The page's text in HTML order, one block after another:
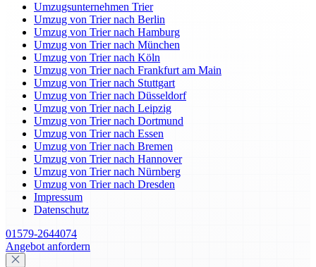
Umzugsunternehmen Trier
Umzug von Trier nach Berlin
Umzug von Trier nach Hamburg
Umzug von Trier nach München
Umzug von Trier nach Köln
Umzug von Trier nach Frankfurt am Main
Umzug von Trier nach Stuttgart
Umzug von Trier nach Düsseldorf
Umzug von Trier nach Leipzig
Umzug von Trier nach Dortmund
Umzug von Trier nach Essen
Umzug von Trier nach Bremen
Umzug von Trier nach Hannover
Umzug von Trier nach Nürnberg
Umzug von Trier nach Dresden
Impressum
Datenschutz
01579-2644074
Angebot anfordern